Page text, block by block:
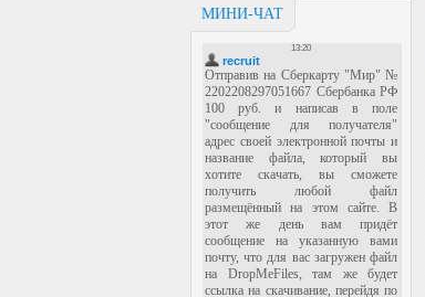
МИНИ-ЧАТ